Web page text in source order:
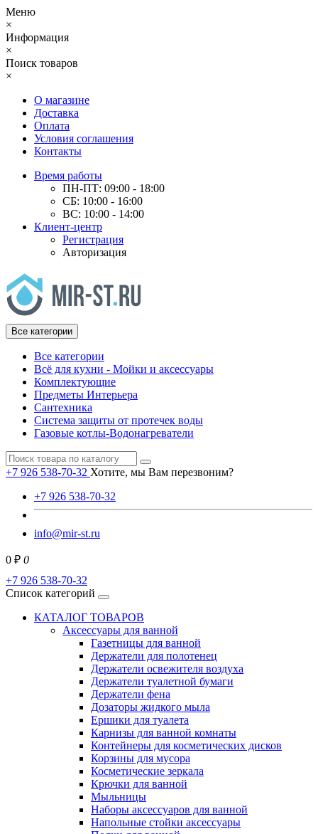
Меню
×
Информация
×
Поиск товаров
×
О магазине
Доставка
Оплата
Условия соглашения
Контакты
Время работы
ПН-ПТ: 09:00 - 18:00
СБ: 10:00 - 16:00
ВС: 10:00 - 14:00
Клиент-центр
Регистрация
Авторизация
Все категории
Все категории
Всё для кухни - Мойки и аксессуары
Комплектующие
Предметы Интерьера
Сантехника
Система защиты от протечек воды
Газовые котлы-Водонагреватели
+7 926 538-70-32 Хотите, мы Вам перезвоним?
+7 926 538-70-32
info@mir-st.ru
0 ₽ 0
+7 926 538-70-32
Список категорий
КАТАЛОГ ТОВАРОВ
Аксессуары для ванной
Газетницы для ванной
Держатели для полотенец
Держатели освежителя воздуха
Держатели туалетной бумаги
Держатели фена
Дозаторы жидкого мыла
Ершики для туалета
Карнизы для ванной комнаты
Контейнеры для косметических дисков
Корзины для мусора
Косметические зеркала
Крючки для ванной
Мыльницы
Наборы аксессуаров для ванной
Напольные стойки аксессуары